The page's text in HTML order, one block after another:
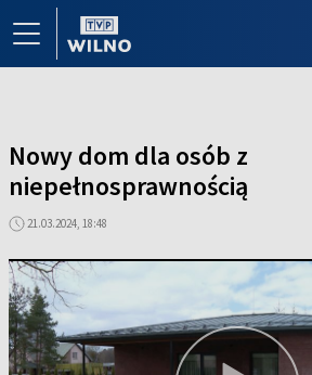
Nowy dom dla osób z
niepełnosprawnością
21.03.2024, 18:48